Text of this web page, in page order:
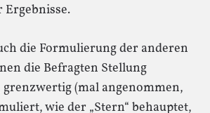
Ergebnisse.
die Formulierung der anderen
die Befragten Stellung
(mal angenommen,
wie der „Stern“ behauptet,